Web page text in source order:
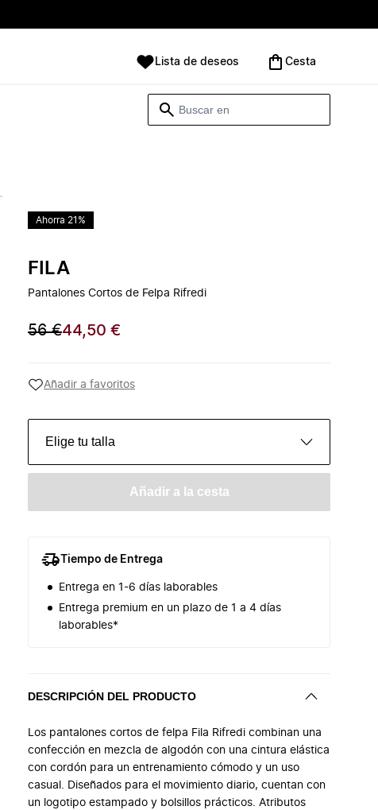
Lista de deseos Cesta
Ahorra 21%
FILA
Pantalones Cortos de Felpa Rifredi
56 €44,50 €
Añadir a favoritos
Elige tu talla
Añadir a la cesta
Tiempo de Entrega
Entrega en 1-6 días laborables
Entrega premium en un plazo de 1 a 4 días
laborables*
DESCRIPCIÓN DEL PRODUCTO
Los pantalones cortos de felpa Fila Rifredi combinan una
confección en mezcla de algodón con una cintura elástica
con cordón para un entrenamiento cómodo y un uso
casual. Diseñados para el movimiento diario, cuentan con
un logotipo estampado y bolsillos prácticos. Atributos